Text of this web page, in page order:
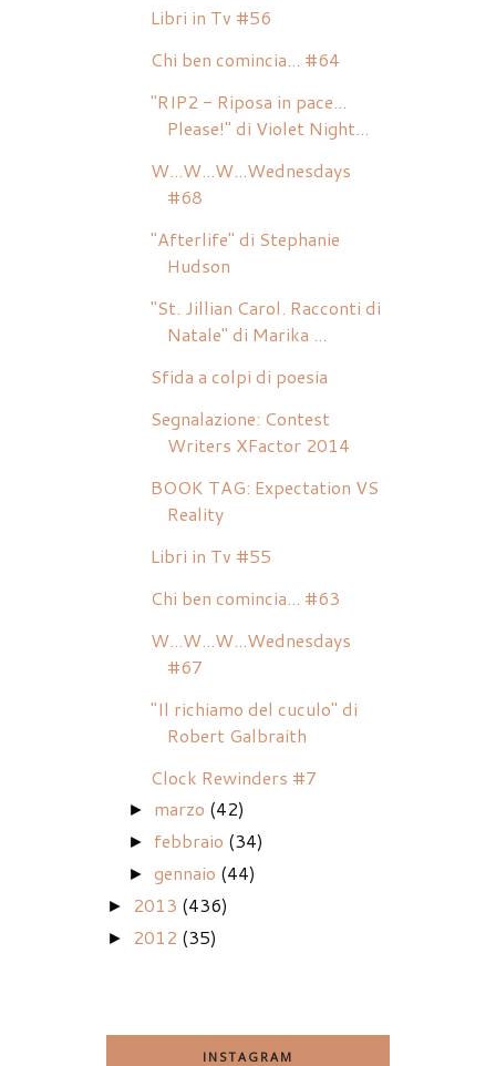
Libri in Tv #56
Chi ben comincia... #64
"RIP2 - Riposa in pace...
Please!" di Violet Night...
W...W...W...Wednesdays
#68
"Afterlife" di Stephanie
Hudson
"St. Jillian Carol. Racconti di
Natale" di Marika ...
Sfida a colpi di poesia
Segnalazione: Contest
Writers XFactor 2014
BOOK TAG: Expectation VS
Reality
Libri in Tv #55
Chi ben comincia... #63
W...W...W...Wednesdays
#67
"Il richiamo del cuculo" di
Robert Galbraith
Clock Rewinders #7
► marzo (42)
► febbraio (34)
►gennaio (44)
► 2013 (436)
► 2012 (35)
INSTAGRAM